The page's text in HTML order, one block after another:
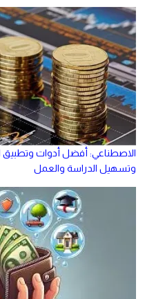
الاصطناعي: أفضل أدوات وتطبيق
وتسهيل الدراسة والعمل